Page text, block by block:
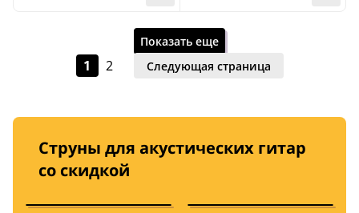
Показать еще
1 2 Следующая страница
Струны для акустических гитар
со скидкой